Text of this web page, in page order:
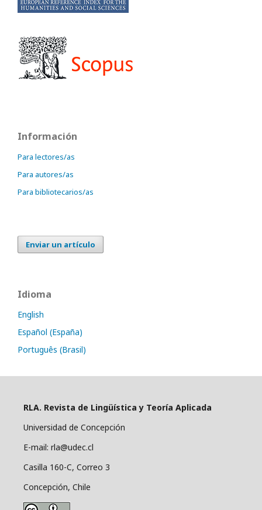
Información
Para lectores/as
Para autores/as
Para bibliotecarios/as
Enviar un artículo
Idioma
English
Español (España)
Português (Brasil)
RLA. Revista de Lingüística y Teoría Aplicada
Universidad de Concepción
E-mail: rla@udec.cl
Casilla 160-C, Correo 3
Concepción, Chile